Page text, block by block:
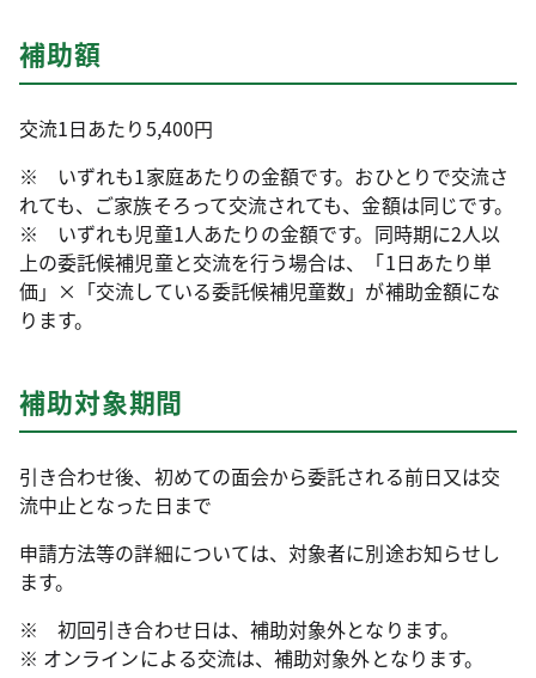
補助額
交流1日あたり5,400円
※ いずれも1家庭あたりの金額です。おひとりで交流さ
れても、ご家族そろって交流されても、金額は同じです。
※ いずれも児童1人あたりの金額です。同時期に2人以
上の委託候補児童と交流を行う場合は、「1日あたり単
価」×「交流している委託候補児童数」が補助金額にな
ります。
補助対象期間
引き合わせ後、初めての面会から委託される前日又は交
流中止となった日まで
申請方法等の詳細については、対象者に別途お知らせし
ます。
※ 初回引き合わせ日は、補助対象外となります。
※ オンラインによる交流は、補助対象外となります。